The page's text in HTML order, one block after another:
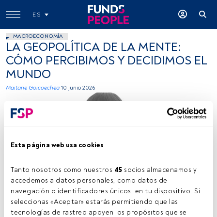
Esta página web usa cookies
Tanto nosotros como nuestros 45 socios almacenamos y
accedemos a datos personales, como datos de
navegación o identificadores únicos, en tu dispositivo. Si
seleccionas «Aceptar» estarás permitiendo que las
tecnologías de rastreo apoyen los propósitos que se
ES
MACROECONOMÍA
LA GEOPOLÍTICA DE LA MENTE:
CÓMO PERCIBIMOS Y DECIDIMOS EL
MUNDO
Maitane Goicoechea 10 junio 2026
Tiempo lectura: 4 min.